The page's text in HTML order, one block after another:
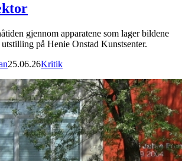
gjennom apparatene som lager bildene
på Henie Onstad Kunstsenter.
25.06.26Kritik